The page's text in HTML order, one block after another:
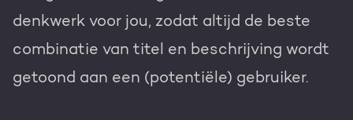
denkwerk voor jou, zodat altijd de beste
combinatie van titel en beschrijving wordt
getoond aan een (potentiële) gebruiker.